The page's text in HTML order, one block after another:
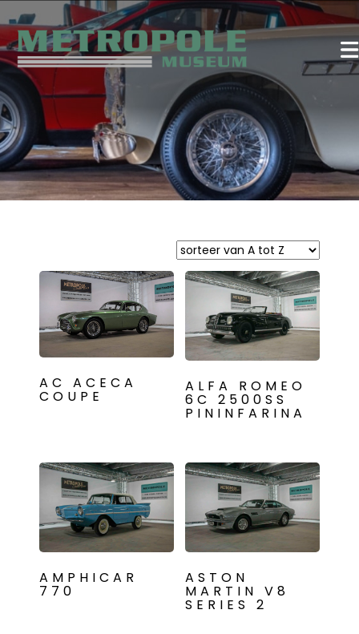
AC ACECA
COUPE
ALFA ROMEO
6C 2500SS
PININFARINA
AMPHICAR
770
ASTON
MARTIN V8
SERIES 2